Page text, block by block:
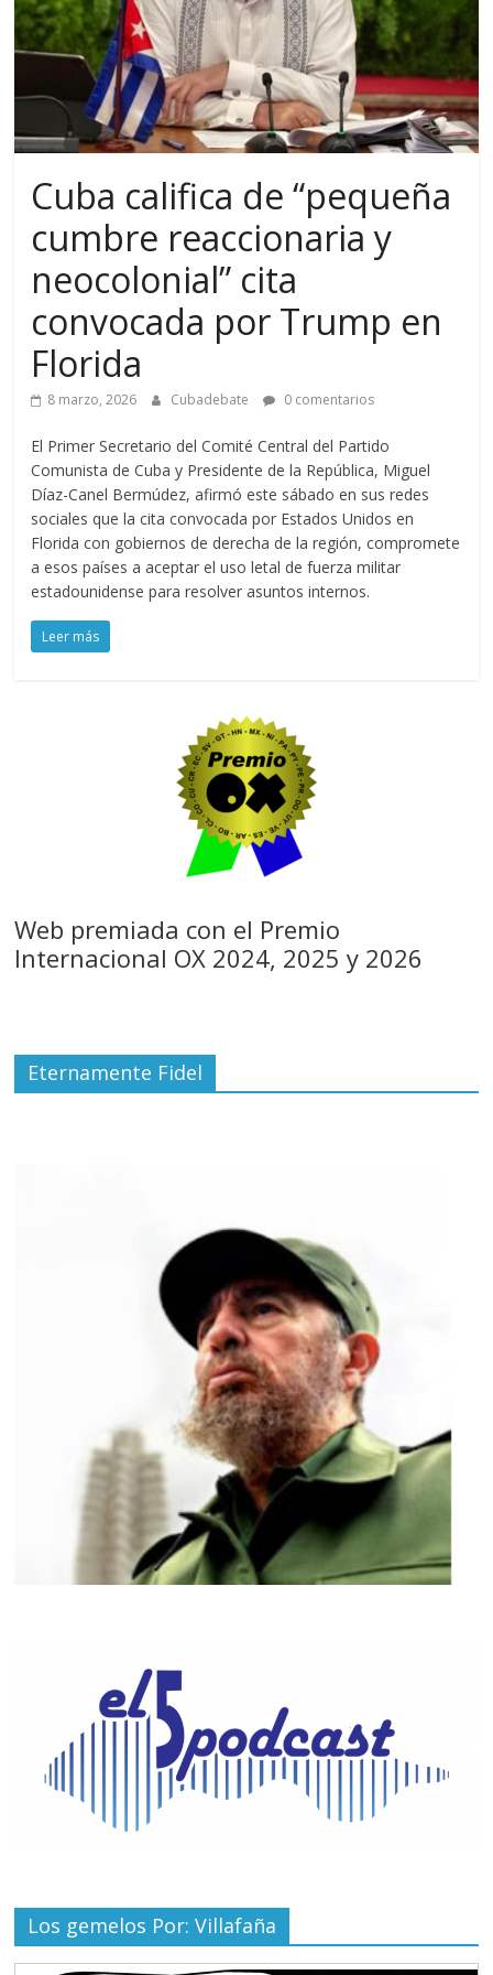
Cuba califica de “pequeña
cumbre reaccionaria y
neocolonial” cita
convocada por Trump en
Florida
8 marzo, 2026 Cubadebate 0 comentarios
El Primer Secretario del Comité Central del Partido
Comunista de Cuba y Presidente de la República, Miguel
Díaz-Canel Bermúdez, afirmó este sábado en sus redes
sociales que la cita convocada por Estados Unidos en
Florida con gobiernos de derecha de la región, compromete
a esos países a aceptar el uso letal de fuerza militar
estadounidense para resolver asuntos internos.
Leer más
Web premiada con el Premio
Internacional OX 2024, 2025 y 2026
Eternamente Fidel
Los gemelos Por: Villafaña